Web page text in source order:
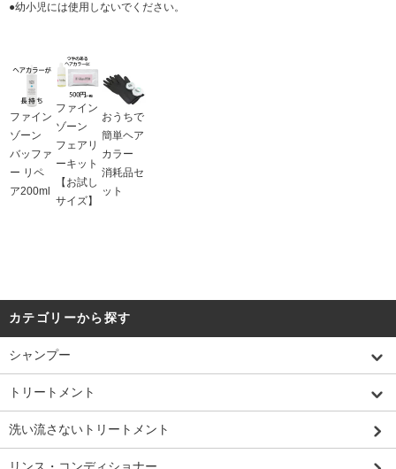
●幼小児には使用しないでください。
ファイン
ゾーン
バッファ
ー リペ
ア200ml
ファイン
ゾーン
フェアリ
ーキット
【お試し
サイズ】
おうちで
簡単ヘア
カラー
消耗品セ
ット
カテゴリーから探す
シャンプー
トリートメント
洗い流さないトリートメント